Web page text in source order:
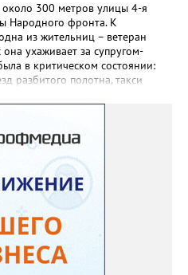
300 метров улицы 4-я
Народного фронта. К
из жительниц – ветеран
она ухаживает за супругом-
в критическом состоянии:
разбитого полотна, такси
добраться до больного.
города и другие инстанции,
своими силами – всё тщетно»,
подчеркнули: именно
и отсыпали. Для
в мэрию Златоуста.